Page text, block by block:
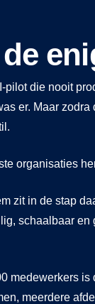
pilot die nooit
er. Maar
organisaties
zit in de stap
schaalbaar
medewerkers
meerdere